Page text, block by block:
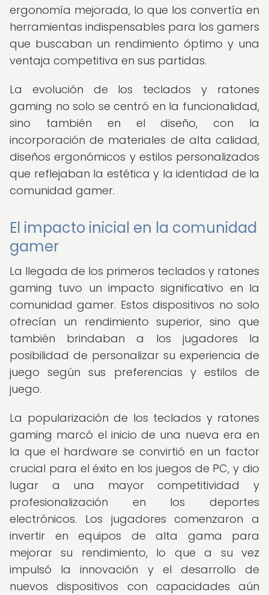
ergonomía mejorada, lo que los convertía en
herramientas indispensables para los gamers
que buscaban un rendimiento óptimo y una
ventaja competitiva en sus partidas.
La evolución de los teclados y ratones
gaming no solo se centró en la funcionalidad,
sino también en el diseño, con la
incorporación de materiales de alta calidad,
diseños ergonómicos y estilos personalizados
que reflejaban la estética y la identidad de la
comunidad gamer.
El impacto inicial en la comunidad
gamer
La llegada de los primeros teclados y ratones
gaming tuvo un impacto significativo en la
comunidad gamer. Estos dispositivos no solo
ofrecían un rendimiento superior, sino que
también brindaban a los jugadores la
posibilidad de personalizar su experiencia de
juego según sus preferencias y estilos de
juego.
La popularización de los teclados y ratones
gaming marcó el inicio de una nueva era en
la que el hardware se convirtió en un factor
crucial para el éxito en los juegos de PC, y dio
lugar a una mayor competitividad y
profesionalización en los deportes
electrónicos. Los jugadores comenzaron a
invertir en equipos de alta gama para
mejorar su rendimiento, lo que a su vez
impulsó la innovación y el desarrollo de
nuevos dispositivos con capacidades aún